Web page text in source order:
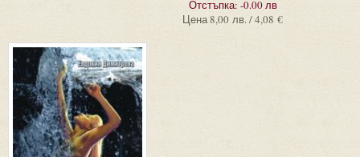
Отстъпка: -0.00 лв
Цена8,00 лв. / 4,08 €